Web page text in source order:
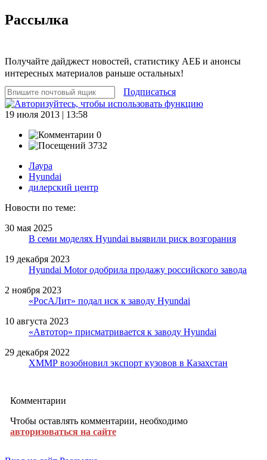
Рассылка
Получайте дайджест новостей, статистику АЕБ и анонсы
интересных материалов раньше остальных!
Подписаться
19 июля 2013 | 13:58
0
3732
Лаура
Hyundai
дилерский центр
Новости по теме:
30 мая 2025
В семи моделях Hyundai выявили риск возгорания
19 декабря 2023
Hyundai Motor одобрила продажу российского завода
2 ноября 2023
«РосАЛит» подал иск к заводу Hyundai
10 августа 2023
«Автотор» присматривается к заводу Hyundai
29 декабря 2022
ХММР возобновил экспорт кузовов в Казахстан
Комментарии
Чтобы оставлять комментарии, необходимо
авторизоваться на сайте